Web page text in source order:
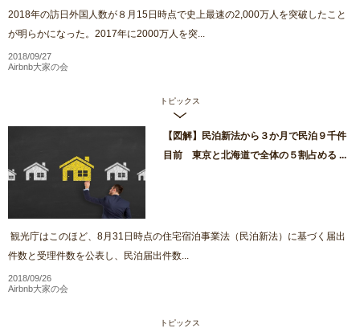
2018年の訪日外国人数が８月15日時点で史上最速の2,000万人を突破したこと
が明らかになった。2017年に2000万人を突...
2018/09/27
Airbnb大家の会
トピックス
【図解】民泊新法から３か月で民泊９千件
目前 東京と北海道で全体の５割占める ...
観光庁はこのほど、8月31日時点の住宅宿泊事業法（民泊新法）に基づく届出
件数と受理件数を公表し、民泊届出件数...
2018/09/26
Airbnb大家の会
トピックス